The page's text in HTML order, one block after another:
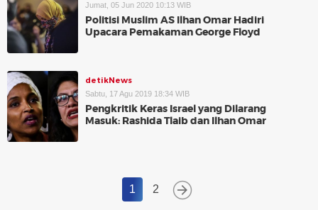
Jumat, 05 Jun 2020 10:13 WIB
Politisi Muslim AS Ilhan Omar Hadiri
Upacara Pemakaman George Floyd
detikNews
Sabtu, 17 Agu 2019 18:34 WIB
Pengkritik Keras Israel yang Dilarang
Masuk: Rashida Tlaib dan Ilhan Omar
1 2